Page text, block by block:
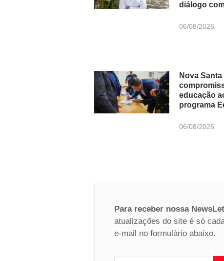
diálogo
06/08/2026
Nova
educação
programa
06/08/2026
Para receber nossa
atualizações do site é só
e-mail no formulário abaixo.